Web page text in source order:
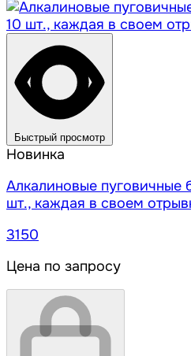
Быстрый просмотр
Новинка
Алкалиновые пуговичные
шт., каждая в своем
3150
Цена по запросу